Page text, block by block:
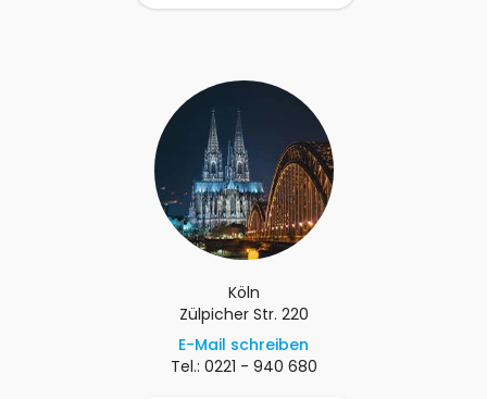
Köln
Zülpicher Str. 220
E-Mail schreiben
Tel.: 0221 - 940 680